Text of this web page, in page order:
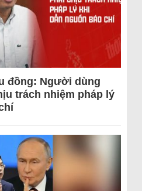
đồng: Người dùng
trách nhiệm pháp lý